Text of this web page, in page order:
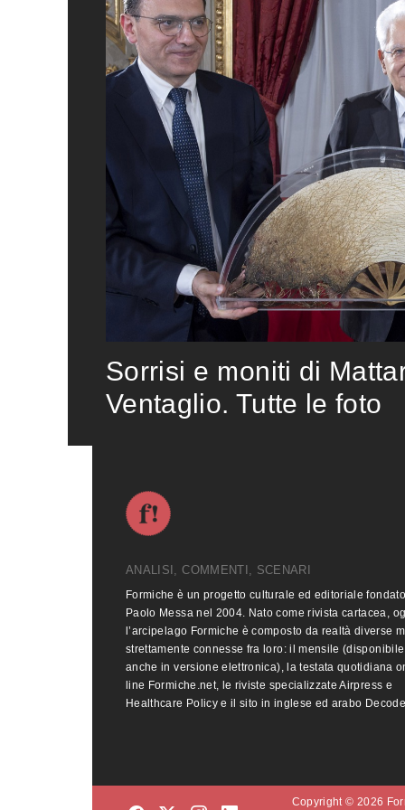
Sorrisi e moniti di
Ventaglio. Tutte le foto
ANALISI, COMMENTI, SCENARI
Formiche è un progetto culturale ed editoriale
Paolo Messa nel 2004. Nato come rivista cartacea,
l’arcipelago Formiche è composto da realtà diverse
strettamente connesse fra loro: il mensile (disponibile
anche in versione elettronica), la testata quotidiana
line Formiche.net, le riviste specializzate Airpress e
Healthcare Policy e il sito in inglese ed arabo
Copyright © 2026